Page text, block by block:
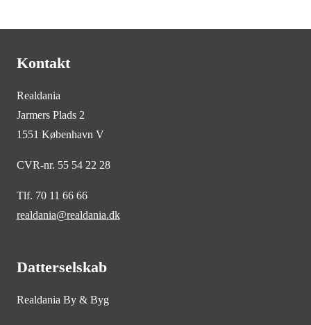
Kontakt
Realdania
Jarmers Plads 2
1551 København V
CVR-nr. 55 54 22 28
Tlf. 70 11 66 66
realdania@realdania.dk
Datterselskab
Realdania By & Byg